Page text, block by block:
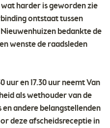
harder is geworden zie
ontstaat tussen
bedankte de
wenste de raadsleden
uur en 17.30 uur neemt Van
als wethouder van de
andere belangstellenden
deze afscheidsreceptie in